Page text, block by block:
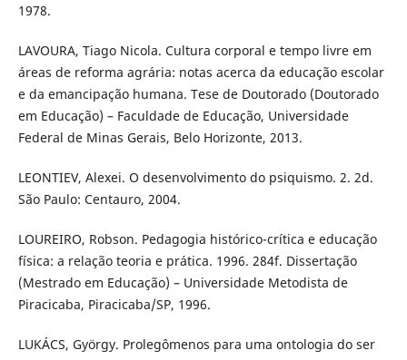
1978.
LAVOURA, Tiago Nicola. Cultura corporal e tempo livre em
áreas de reforma agrária: notas acerca da educação escolar
e da emancipação humana. Tese de Doutorado (Doutorado
em Educação) – Faculdade de Educação, Universidade
Federal de Minas Gerais, Belo Horizonte, 2013.
LEONTIEV, Alexei. O desenvolvimento do psiquismo. 2. 2d.
São Paulo: Centauro, 2004.
LOUREIRO, Robson. Pedagogia histórico-crítica e educação
física: a relação teoria e prática. 1996. 284f. Dissertação
(Mestrado em Educação) – Universidade Metodista de
Piracicaba, Piracicaba/SP, 1996.
LUKÁCS, György. Prolegômenos para uma ontologia do ser